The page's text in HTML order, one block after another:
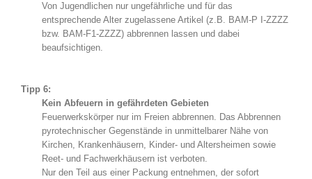
Von Jugendlichen nur ungefährliche und für das
entsprechende Alter zugelassene Artikel (z.B. BAM-P I-ZZZZ
bzw. BAM-F1-ZZZZ) abbrennen lassen und dabei
beaufsichtigen.
Tipp 6:
Kein Abfeuern in gefährdeten Gebieten
Feuerwerkskörper nur im Freien abbrennen. Das Abbrennen
pyrotechnischer Gegenstände in unmittelbarer Nähe von
Kirchen, Krankenhäusern, Kinder- und Altersheimen sowie
Reet- und Fachwerkhäusern ist verboten.
Nur den Teil aus einer Packung entnehmen, der sofort